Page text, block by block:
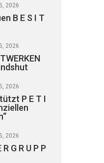
2026
B E S I T
2026
2026
P E T I
2026
G R U P P